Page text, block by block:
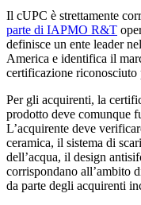
Il cUPC è strettamente
parte di IAPMO R&T
definisce un ente leader
America e identifica il
certificazione
Per gli acquirenti, la
prodotto deve comunque
L’acquirente deve
ceramica, il sistema di
dell’acqua, il design
corrispondano all’ambito
da parte degli acquirenti